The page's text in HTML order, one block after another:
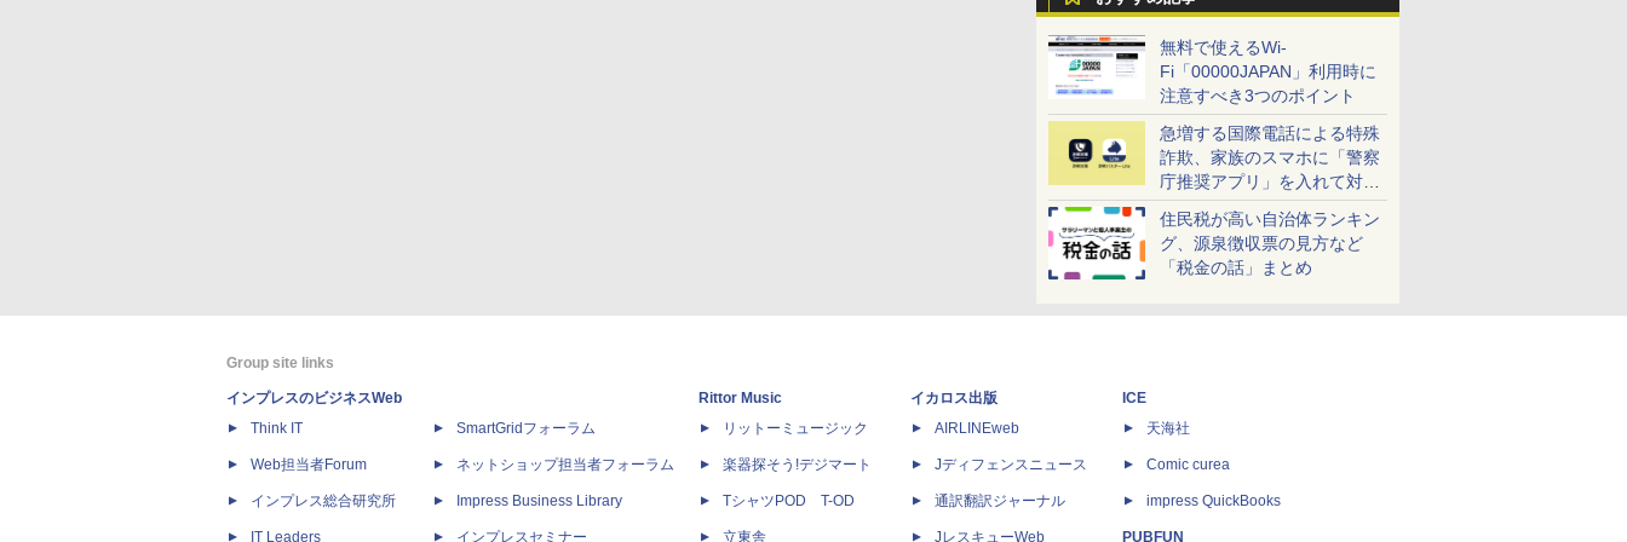
無料で使えるWi-
Fi「00000JAPAN」利用時に
注意すべき3つのポイント
急増する国際電話による特殊
詐欺、家族のスマホに「警察
庁推奨アプリ」を入れて対策
しよう！
住民税が高い自治体ランキン
グ、源泉徴収票の見方など
「税金の話」まとめ
Group site links
インプレスのビジネスWeb
Think IT
Web担当者Forum
インプレス総合研究所
IT Leaders
SmartGridフォーラム
ネットショップ担当者フォーラム
Impress Business Library
インプレスセミナー
Rittor Music
リットーミュージック
楽器探そう!デジマート
TシャツPOD T-OD
立東舎
イカロス出版
AIRLINEweb
Jディフェンスニュース
通訳翻訳ジャーナル
JレスキューWeb
ICE
天海社
Comic curea
impress QuickBooks
PUBFUN